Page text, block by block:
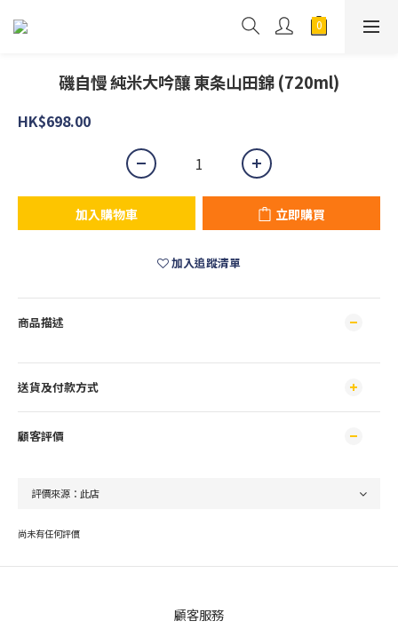
磯自慢 純米大吟釀 東条山田錦 (720ml)
HK$698.00
加入購物車 立即購買
加入追蹤清單
商品描述
送貨及付款方式
顧客評價
尚未有任何評價
顧客服務